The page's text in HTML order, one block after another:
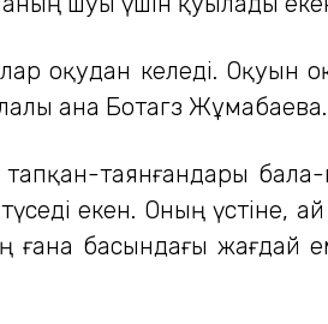
оқудан келеді. Оқуын
ана Ботагөз Жұмабаева.
таянғандары
түседі екен. Оның
ғана басындағы